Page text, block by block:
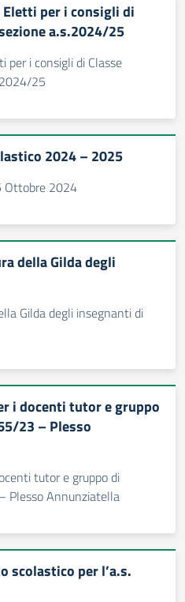
per i consigli di
a.s.2024/25
i consigli di Classe
25
2024 – 2025
Ottobre 2024
della Gilda degli
Gilda degli insegnanti di
i docenti tutor e gruppo
23 – Plesso
tutor e gruppo di
Plesso Annunziatella
scolastico per l’a.s.